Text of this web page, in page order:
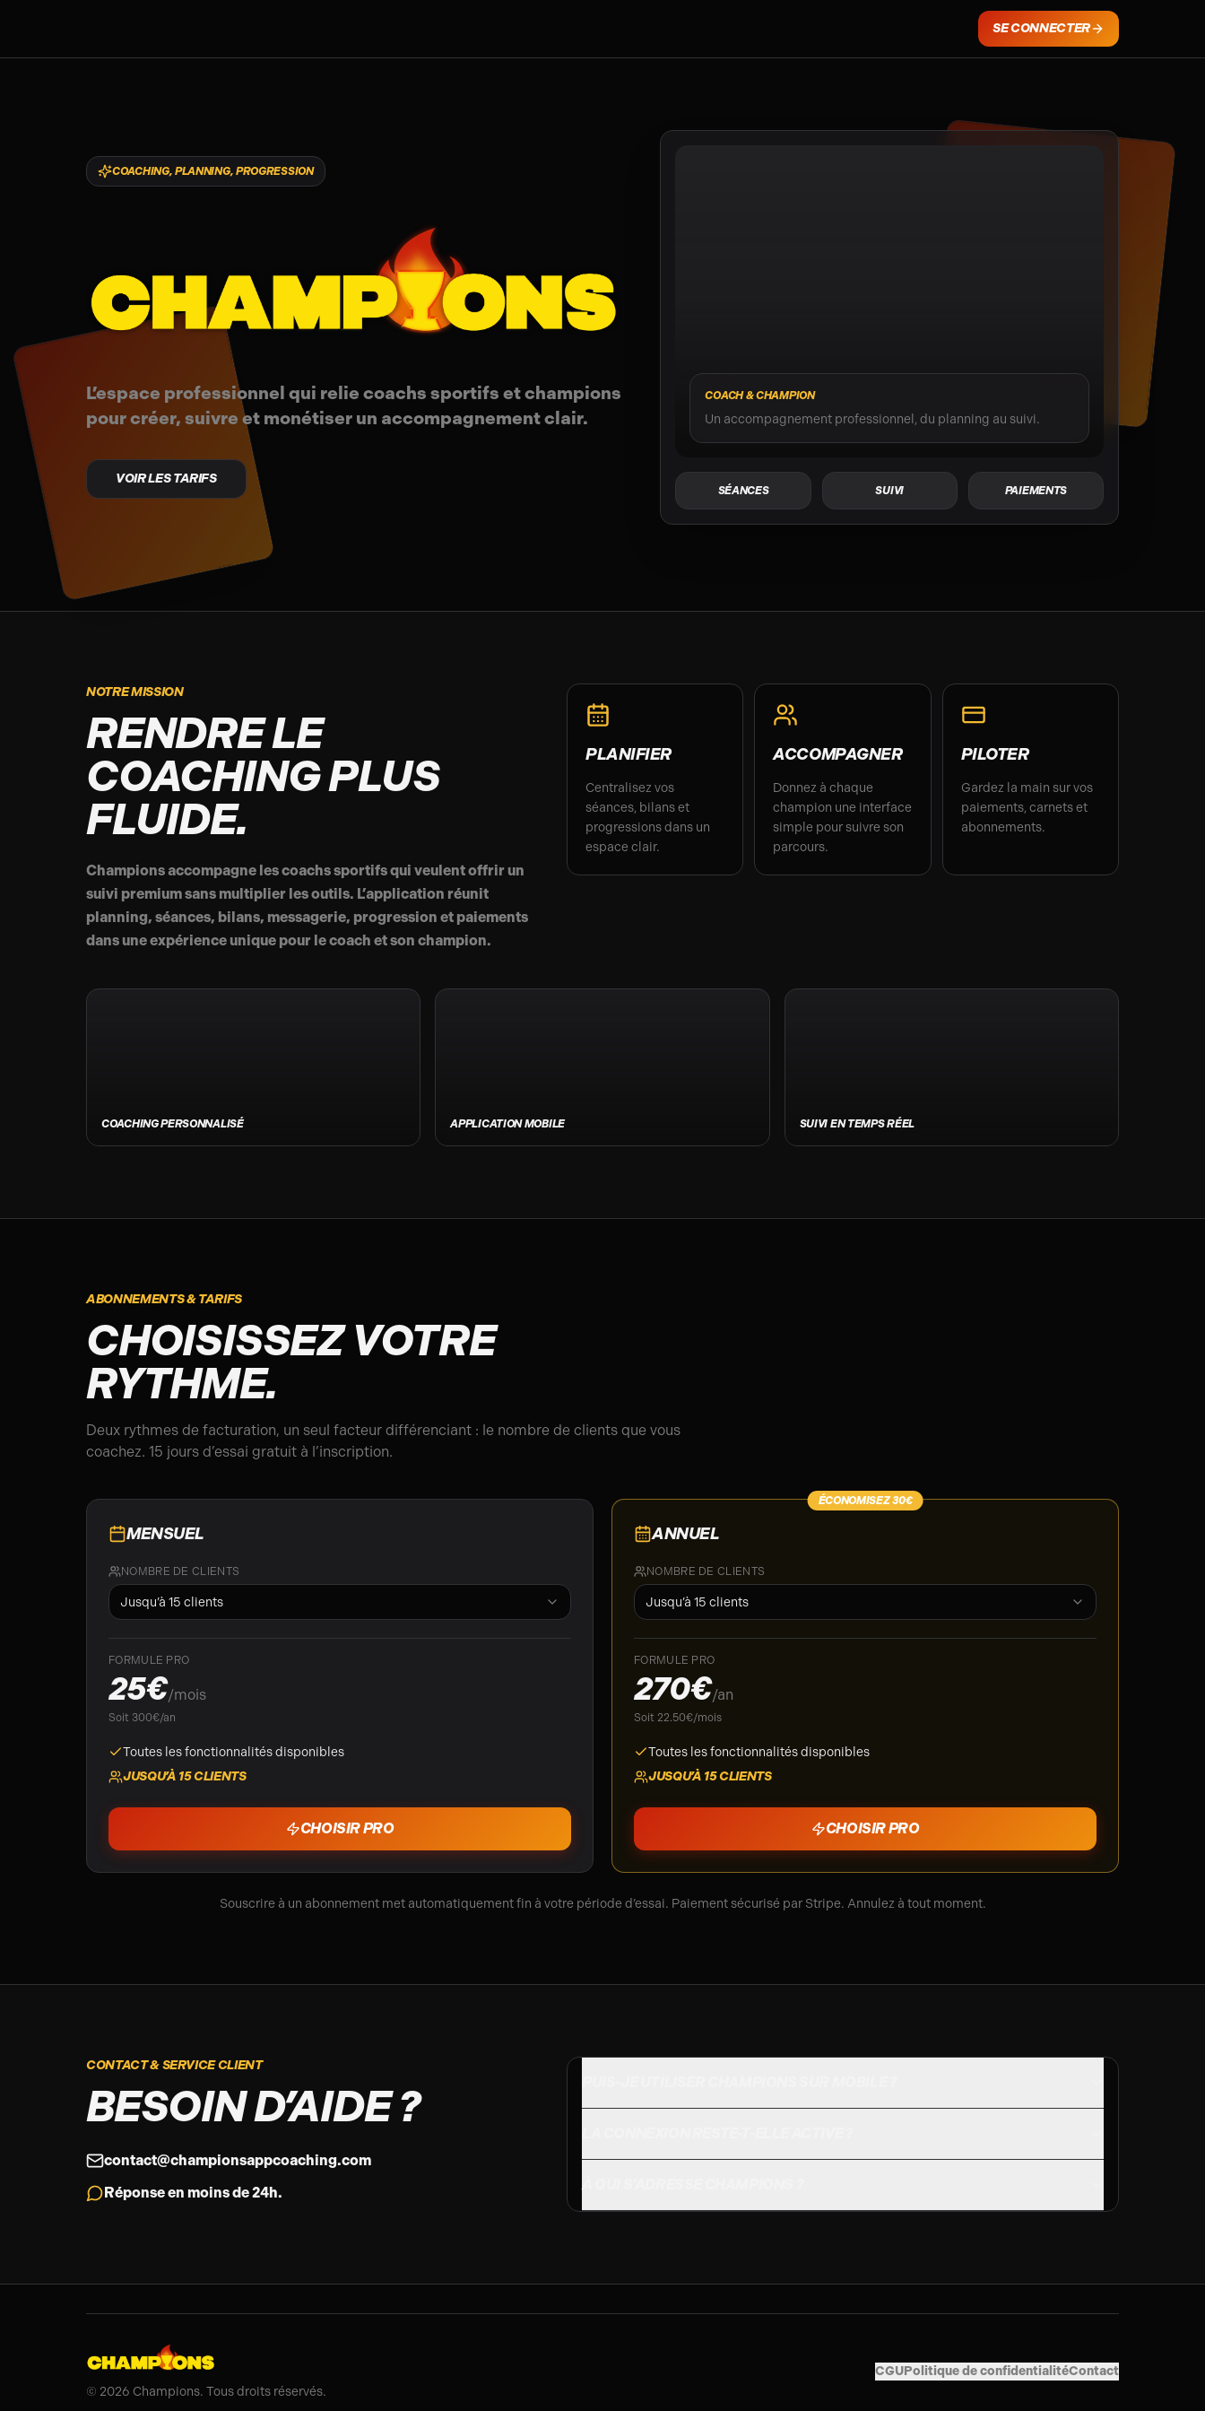
SE CONNECTER
COACHING, PLANNING, PROGRESSION
L’espace professionnel qui relie coachs sportifs et champions
pour créer, suivre et monétiser un accompagnement clair.
VOIR LES TARIFS
COACH & CHAMPION
Un accompagnement professionnel, du planning au suivi.
SÉANCES SUIVI PAIEMENTS
NOTRE MISSION
RENDRE LE
COACHING PLUS
FLUIDE.
Champions accompagne les coachs sportifs qui veulent offrir un
suivi premium sans multiplier les outils. L’application réunit
planning, séances, bilans, messagerie, progression et paiements
dans une expérience unique pour le coach et son champion.
PLANIFIER
Centralisez vos
séances, bilans et
progressions dans un
espace clair.
ACCOMPAGNER
Donnez à chaque
champion une interface
simple pour suivre son
parcours.
PILOTER
Gardez la main sur vos
paiements, carnets et
abonnements.
COACHING PERSONNALISÉ APPLICATION MOBILE SUIVI EN TEMPS RÉEL
ABONNEMENTS & TARIFS
CHOISISSEZ VOTRE
RYTHME.
Deux rythmes de facturation, un seul facteur différenciant : le nombre de clients que vous
coachez. 15 jours d’essai gratuit à l’inscription.
MENSUEL
NOMBRE DE CLIENTS
Jusqu’à 15 clients
FORMULE PRO
25€/mois
Soit 300€/an
Toutes les fonctionnalités disponibles
JUSQU’À 15CLIENTS
CHOISIRPRO
ÉCONOMISEZ30€
ANNUEL
NOMBRE DE CLIENTS
Jusqu’à 15 clients
FORMULE PRO
270€/an
Soit 22.50€/mois
Toutes les fonctionnalités disponibles
JUSQU’À 15CLIENTS
CHOISIRPRO
Souscrire à un abonnement met automatiquement fin à votre période d’essai. Paiement sécurisé par Stripe. Annulez à tout moment.
CONTACT & SERVICE CLIENT
BESOIN D’AIDE ?
contact@championsappcoaching.com
Réponse en moins de 24h.
© 2026 Champions. Tous droits réservés.
CGUPolitique de confidentialitéContact